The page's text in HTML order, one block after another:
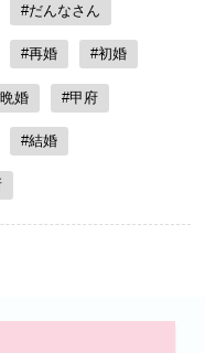
#だんなさん
#再婚 #初婚
婚 #甲府
#結婚